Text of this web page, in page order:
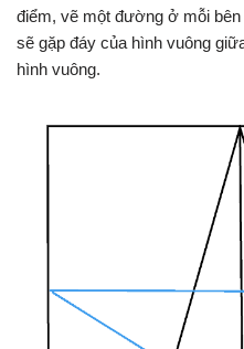
điểm, vẽ một đường ở mỗi
sẽ gặp đáy của hình vuông
hình vuông.